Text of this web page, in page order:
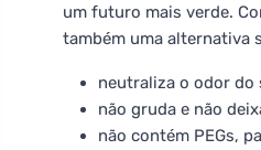
um futuro mais verde.
também uma alternativa
neutraliza o odor do
não gruda e não
não contém PEGs,